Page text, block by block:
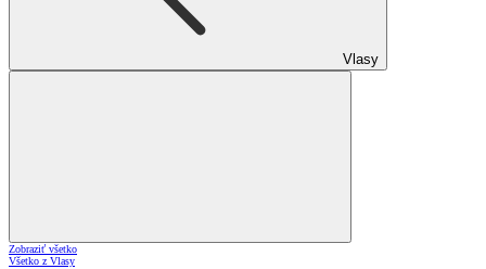
Vlasy
Zobraziť všetko
Všetko z Vlasy